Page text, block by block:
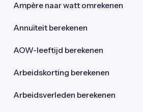
Ampère naar watt omrekenen
Annuïteit berekenen
AOW-leeftijd berekenen
Arbeidskorting berekenen
Arbeidsverleden berekenen